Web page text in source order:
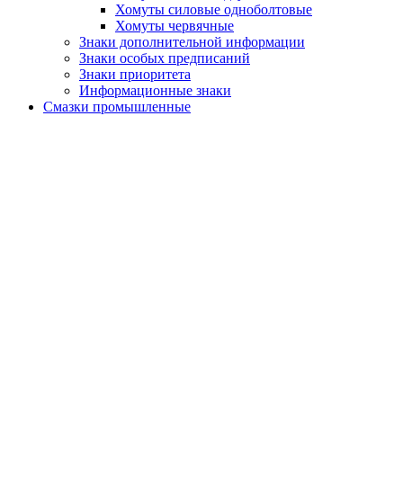
Хомуты силовые одноболтовые
Хомуты червячные
Знаки дополнительной информации
Знаки особых предписаний
Знаки приоритета
Информационные знаки
Смазки промышленные